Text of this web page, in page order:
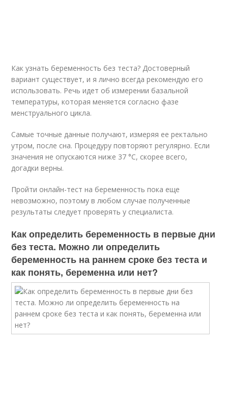
Как узнать беременность без теста? Достоверный
вариант существует, и я лично всегда рекомендую его
использовать. Речь идет об измерении базальной
температуры, которая меняется согласно фазе
менструального цикла.
Самые точные данные получают, измеряя ее ректально
утром, после сна. Процедуру повторяют регулярно. Если
значения не опускаются ниже 37 °С, скорее всего,
догадки верны.
Пройти онлайн-тест на беременность пока еще
невозможно, поэтому в любом случае полученные
результаты следует проверять у специалиста.
Как определить беременность в первые дни
без теста. Можно ли определить
беременность на раннем сроке без теста и
как понять, беременна или нет?